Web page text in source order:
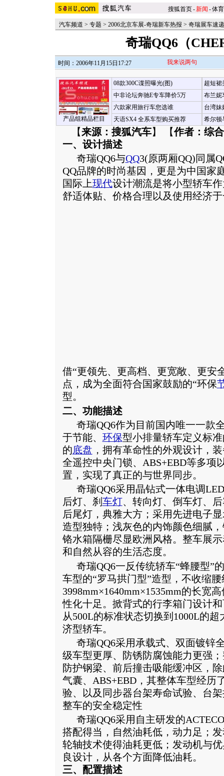
搜狐首页-新闻 -体育
汽车频道 > 专题 > 2006北京车展-奇瑞新车热报 > 奇瑞展车速递
奇瑞QQ6（
时间：2006年11月15日17:27 我来说两句
产品组精品栏目
08款300C谍照曝光(图)
中非论坛奔驰E专车降价5万
六款家用旅行车您选谁
天语SX4 全系车型购买推荐
超短裙
布兰妮
台湾妹
希尔顿
【来源：搜狐汽车】 【作者：综
一、设计描述
奇瑞QQ6与QQ3(原两厢QQ)同属
QQ品牌的时尚基因，更是为中国家
国际上现代设计潮流是将小型轿车
舒适体贴、价格合理以及使用经济
借“更领先、更高档、更宽敞、更安
点，成为全面符合国家鼓励的“环保
型。
二、功能描述
奇瑞QQ6作为目前国内唯一一款
于节能、 环保型小排量轿车定义标
的底盘 ，拥有革命性的外观设计，
全遥控中央门锁、ABS+EBD等多项
置，实现了真正的与世界同步。
奇瑞QQ6采用晶钻式一体电调
后灯、刹车灯、转向灯、倒车灯、
后尾灯，典雅大方；采用先进电子
造型独特；浅灰色的内饰颜色细腻
铬水箱隔栅尽显欧洲风格。整车展
和自然从容的生活态度。
奇瑞QQ6一反传统轿车“蜂腰型”
车型的“罗马拱门型”造型，不收缩
3998mm×1640mm×1535mm的长宽
性化十足。掀背式的行李箱门设计
从500L的标准状态切换到1000L的
济型轿车。
奇瑞QQ6采用承载式、双面镀锌
级车型更厚、防锈防腐蚀能力更强
防护钢梁、前后撞击吸能缓冲区，
气囊、ABS+EBD，其整体车型经历
验、以及同步器台架寿命试验、台
整车的安全稳定性
奇瑞QQ6采用自主研发的
搭配得当，自然油耗低，动力足；
轮轴技术使得油耗更低；发动机与
良设计，从各个方面降低油耗。
三、配置描述